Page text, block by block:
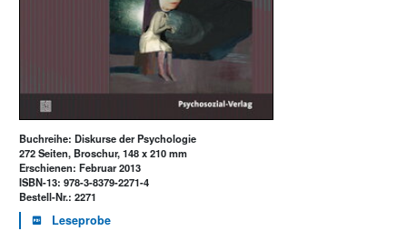
Buchreihe: Diskurse der Psychologie
272 Seiten, Broschur, 148 x 210 mm
Erschienen: Februar 2013
ISBN-13: 978-3-8379-2271-4
Bestell-Nr.: 2271
Leseprobe